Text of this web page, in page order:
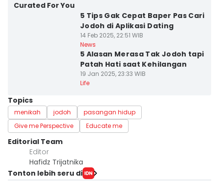
Curated For You
5 Tips Gak Cepat Baper Pas Cari
Jodoh di Aplikasi Dating
14 Feb 2025, 22:51 WIB
News
5 Alasan Merasa Tak Jodoh tapi
Patah Hati saat Kehilangan
19 Jan 2025, 23:33 WIB
Life
Topics
menikah jodoh
pasangan hidup
Give me Perspective
Educate me
Editorial Team
Editor
Hafidz Trijatnika
Tonton lebih seru di